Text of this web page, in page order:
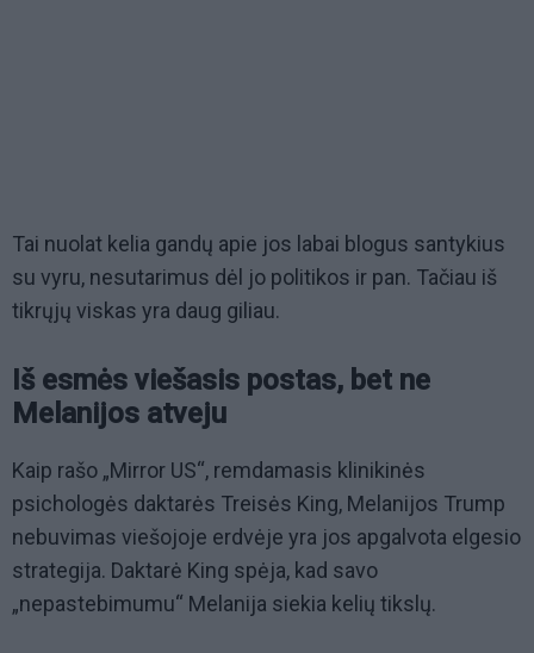
Tai nuolat kelia gandų apie jos labai blogus santykius
su vyru, nesutarimus dėl jo politikos ir pan. Tačiau iš
tikrųjų viskas yra daug giliau.
Iš esmės viešasis postas, bet ne
Melanijos atveju
Kaip rašo „Mirror US“, remdamasis klinikinės
psichologės daktarės Treisės King, Melanijos Trump
nebuvimas viešojoje erdvėje yra jos apgalvota elgesio
strategija. Daktarė King spėja, kad savo
„nepastebimumu“ Melanija siekia kelių tikslų.